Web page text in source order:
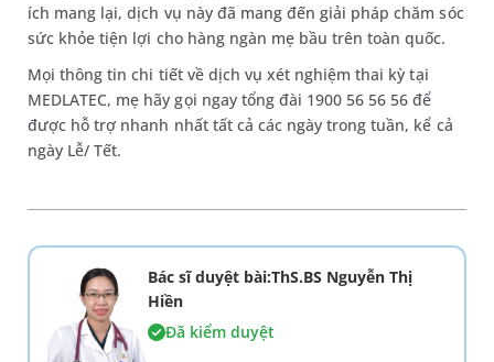
ích mang lại, dịch vụ này đã mang đến giải pháp chăm sóc
sức khỏe tiện lợi cho hàng ngàn mẹ bầu trên toàn quốc.
Mọi thông tin chi tiết về dịch vụ xét nghiệm thai kỳ tại
MEDLATEC, mẹ hãy gọi ngay tổng đài 1900 56 56 56 để
được hỗ trợ nhanh nhất tất cả các ngày trong tuần, kể cả
ngày Lễ/ Tết.
Bác sĩ duyệt bài:ThS.BS Nguyễn Thị
Hiền
Đã kiểm duyệt